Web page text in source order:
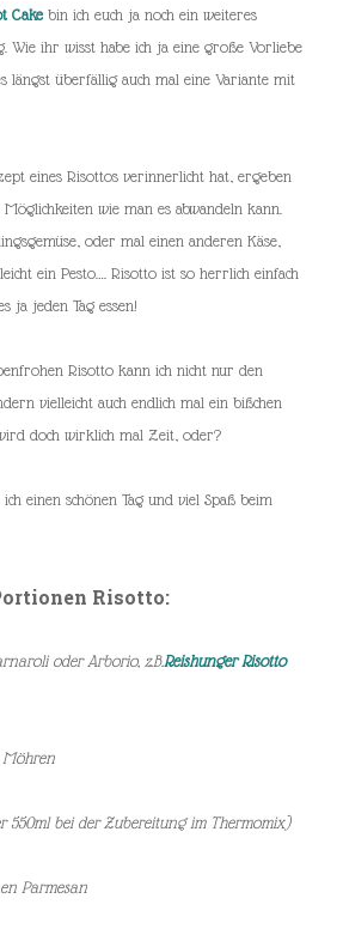
Cake bin ich euch ja noch ein weiteres
Wie ihr wisst habe ich ja eine große Vorliebe
längst überfällig auch mal eine Variante mit
eines Risottos verinnerlicht hat, ergeben
Möglichkeiten wie man es abwandeln kann.
oder mal einen anderen Käse,
ein Pesto…. Risotto ist so herrlich einfach
ja jeden Tag essen!
Risotto kann ich nicht nur den
vielleicht auch endlich mal ein bißchen
doch wirklich mal Zeit, oder?
einen schönen Tag und viel Spaß beim
Risotto:
oder Arborio, z.B.Reishunger Risotto
Möhren
550ml bei der Zubereitung im Thermomix)
Parmesan